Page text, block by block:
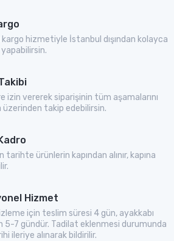
kargo hizmetiyle İstanbul dışından kolayca
izin vererek siparişinin tüm aşamalarını
üzerinden takip edebilirsin.
tarihte ürünlerin kapından alınır, kapına
Hizmet
için teslim süresi 4 gün, ayakkabı
5-7 gündür. Tadilat eklenmesi durumunda
ileriye alınarak bildirilir.